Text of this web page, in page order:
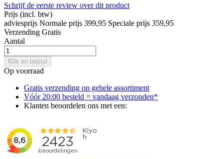
Schrijf de eerste review over dit product
Prijs (incl. btw)
adviesprijs Normale prijs 399,95 Speciale prijs 359,95
Verzending Gratis
Aantal
Klik en bestel
Op voorraad
Gratis verzending op gehele assortiment
Vóór 20:00 besteld = vandaag verzonden*
Klanten beoordelen ons met een: